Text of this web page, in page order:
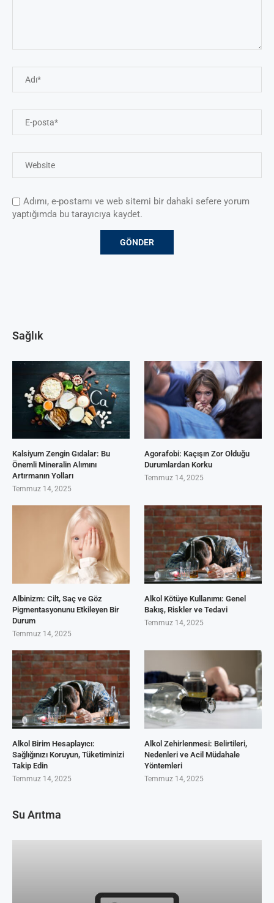
Adımı, e-postamı ve web sitemi bir dahaki sefere yorum
yaptığımda bu tarayıcıya kaydet.
Sağlık
Kalsiyum Zengin Gıdalar: Bu
Önemli Mineralin Alımını
Artırmanın Yolları
Temmuz 14, 2025
Agorafobi: Kaçışın Zor Olduğu
Durumlardan Korku
Temmuz 14, 2025
Albinizm: Cilt, Saç ve Göz
Pigmentasyonunu Etkileyen Bir
Durum
Temmuz 14, 2025
Alkol Kötüye Kullanımı: Genel
Bakış, Riskler ve Tedavi
Temmuz 14, 2025
Alkol Birim Hesaplayıcı:
Sağlığınızı Koruyun, Tüketiminizi
Takip Edin
Temmuz 14, 2025
Alkol Zehirlenmesi: Belirtileri,
Nedenleri ve Acil Müdahale
Yöntemleri
Temmuz 14, 2025
Su Arıtma